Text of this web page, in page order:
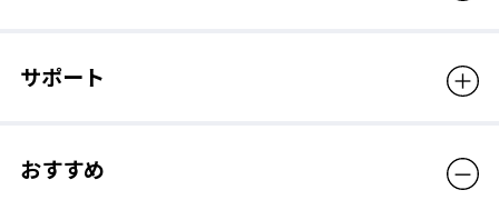
販売価格（税込）
サポート
おすすめ